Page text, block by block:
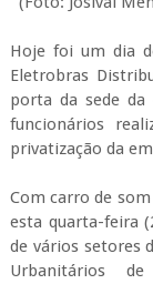
Hoje foi um dia
Eletrobras
porta da sede
funcionários
privatização da
Com carro de
esta quarta-feira
de vários setores
Urbanitários